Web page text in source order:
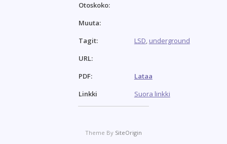
Otoskoko:
Muuta:
Tagit:
LSD, underground
URL:
PDF:
Lataa
Linkki
Suora linkki
Theme By SiteOrigin